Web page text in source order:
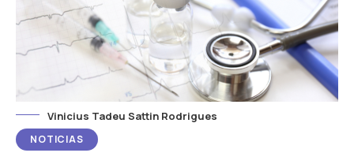
NOTICIAS
Vinicius Tadeu Sattin Rodrigues